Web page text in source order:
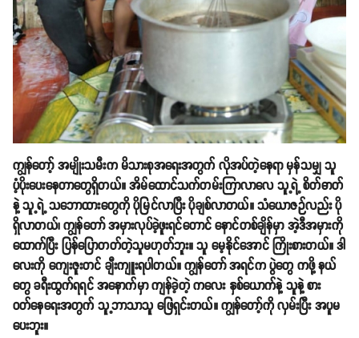
ကျွန်တော့် အမျိုးသမီးက မိသားစုအရေးအတွက် လိုအပ်တဲ့နေရာ မှန်သမျှ သူ
ပံ့ပိုးပေးနေတာတွေရှိတယ်။ အိမ်ထောင်သက်တမ်းကြာလာလေ သူ့ရဲ့ စိတ်ဓာတ်
နဲ့ သူ့ရဲ့ သဘောထားတွေကို ပိုမြင်လာပြီး ပိုချစ်လာတယ်။ သံယောဇဉ်လည်း ပို
ရှိလာတယ်၊ ကျွန်တော် အမှားလုပ်ခဲ့ဖူးရင်တောင် နောင်တစ်ချိန်မှာ အဲ့ဒီအမှားကို
ထောက်ပြီး ပြန်ပြောတတ်တဲ့သူမဟုတ်ဘူး။ သူ မေ့နိုင်အောင် ကြိုးစားတယ်။ ဒါ
လေးကို ကျေးဇူးတင် ချီးကျူးရပါတယ်။ ကျွန်တော် အရင်က ပွဲတွေ ကဖို့ နယ်
တွေ ခရီးထွက်ရရင် အနောက်မှာ ကျန်ခဲ့တဲ့ ကလေး နှစ်ယောက်နဲ့ သူနဲ့ စား
ဝတ်နေရေးအတွက် သူ့ဘာသာသူ ဖြေရှင်းတယ်။ ကျွန်တော့်ကို လှမ်းပြီး အပူမ
ပေးဘူး။